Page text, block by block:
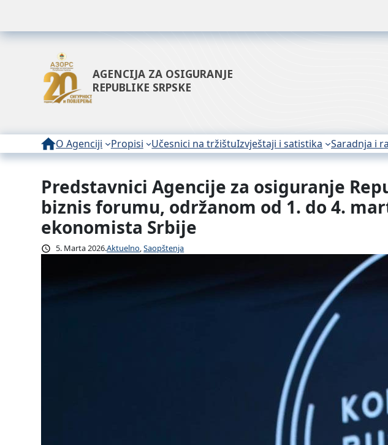
AGENCIJA ZA OSIGURANJE
REPUBLIKE SRPSKE
O Agenciji Propisi Učesnici na tržištuIzvještaji i satistika Saradnja i
Predstavnici Agencije za osiguranje
biznis forumu, održanom od 1. do 4.
ekonomista Srbije
5. Marta 2026.Aktuelno, Saopštenja